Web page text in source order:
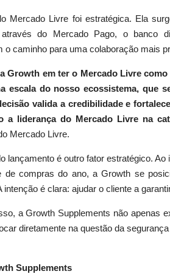
Mercado Livre foi estratégica. Ela
através do Mercado Pago, o banco
o caminho para uma colaboração mais
Growth em ter o Mercado Livre
escala do nosso ecossistema, que
valida a credibilidade e
a liderança do Mercado Livre na
Mercado Livre.
lançamento é outro fator estratégico.
de compras do ano, a Growth se
intenção é clara: ajudar o cliente a
a Growth Supplements não apenas
diretamente na questão da
Supplements